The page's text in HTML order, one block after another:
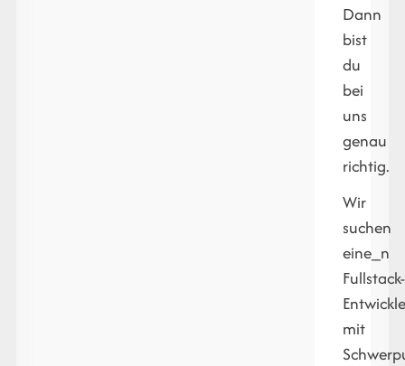
Dann
bist
du
bei
uns
genau
richtig.
Wir
suchen
eine_n
Fullstack-
mit